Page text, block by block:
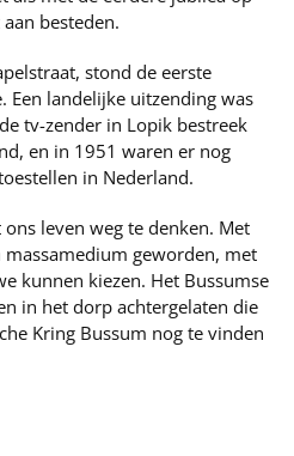
besteden.
stond de eerste
Een landelijke uitzending was
tv-zender in Lopik bestreek
en in 1951 waren er nog
in Nederland.
leven weg te denken. Met
geworden, met
kunnen kiezen. Het Bussumse
in het dorp achtergelaten die
Kring Bussum nog te vinden